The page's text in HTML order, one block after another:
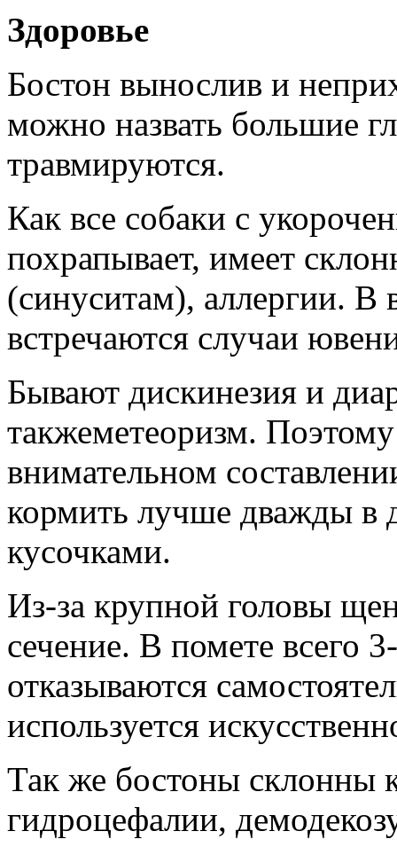
Здоровье
Бостон вынослив и
можно назвать большие
травмируются.
Как все собаки с
похрапывает, имеет
(синуситам), аллергии. В
встречаются случаи
Бывают дискинезия и
такжеметеоризм.
внимательном
кормить лучше дважды в
кусочками.
Из-за крупной головы
сечение. В помете всего
отказываются
используется
Так же бостоны склонны
гидроцефалии,